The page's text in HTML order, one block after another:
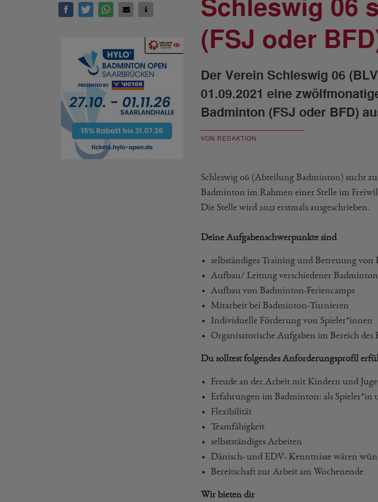
Schleswig 06
(FSJ oder
Der Verein Schleswig 06
01.09.2021 eine
Badminton (FSJ oder BFD)
VON REDAKTION
Schleswig 06 (Abteilung Badminton) sucht
Badminton im Rahmen einer Stelle im
Die Stelle wird 2021 erstmals ausgeschrieben.
Deine Aufgabenschwerpunkte sind
selbständiges Training und Betreuung
Aufbau/ Leitung verschiedener
Aufbau von Badminton-Feriencamps
Mitarbeit bei Badminton-Turnieren
Individuelle Förderung von Spieler*innen
Organisatorische Aufgaben im Bereich
Du solltest folgendes Anforderungsprofil
Freude an der Arbeit mit Kindern und
Erfahrungen im Badminton: als
Flexibilität
Teamfähigkeit
selbstständiges Arbeiten
Dänisch- und EDV- Kenntnisse wären
Bereitschaft zur Arbeit am Wochenende
Wir bieten dir